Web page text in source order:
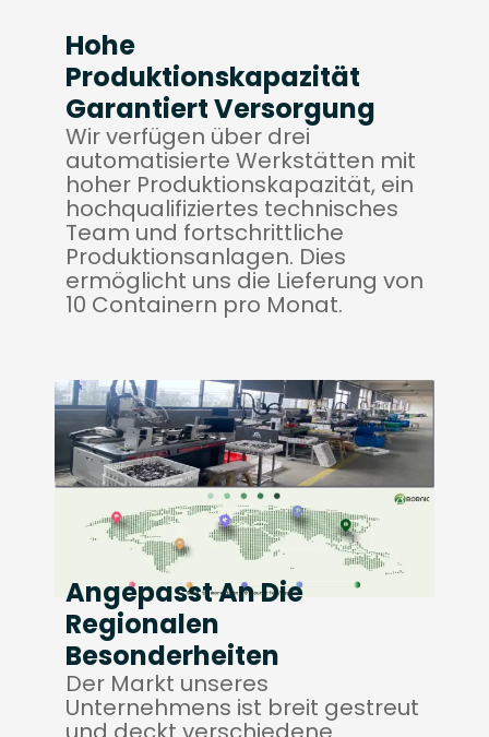
Hohe
Produktionskapazität
Garantiert Versorgung
Wir verfügen über drei
automatisierte Werkstätten mit
hoher Produktionskapazität, ein
hochqualifiziertes technisches
Team und fortschrittliche
Produktionsanlagen. Dies
ermöglicht uns die Lieferung von
10 Containern pro Monat.
Angepasst An Die
Regionalen
Besonderheiten
Der Markt unseres
Unternehmens ist breit gestreut